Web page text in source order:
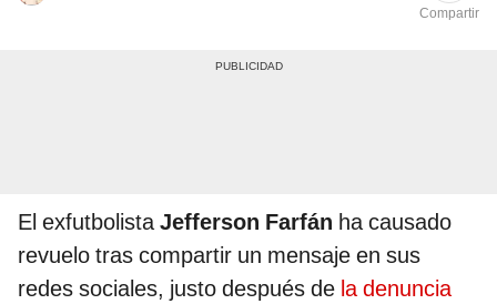
Compartir
El exfutbolistaJefferson Farfán ha causado
revuelo tras compartir un mensaje en sus
redes sociales, justo después de la denuncia